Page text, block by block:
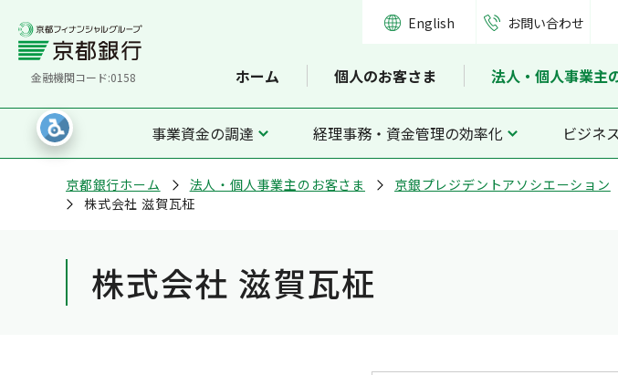
金融機関コード:0158
English お問い合わせ
ホーム 個人のお客さま 法人・個人事業主
事業資金の調達 経理事務・資金管理の効率化 ビジネ
京都銀行ホーム 法人・個人事業主のお客さま 京銀プレジデントアソシエーション
株式会社 滋賀瓦柾
株式会社 滋賀瓦柾